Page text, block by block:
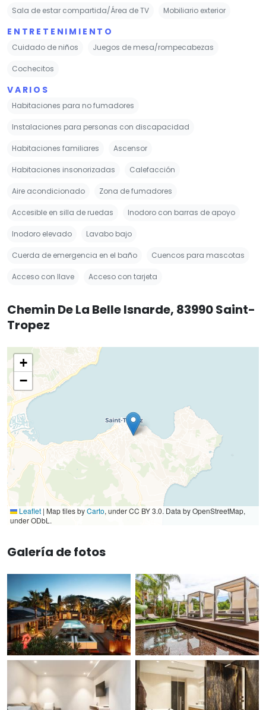
Sala de estar compartida/Área de TV Mobiliario exterior
ENTRETENIMIENTO
Cuidado de niños Juegos de mesa/rompecabezas
Cochecitos
VARIOS
Habitaciones para no fumadores
Instalaciones para personas con discapacidad
Habitaciones familiares Ascensor
Habitaciones insonorizadas Calefacción
Aire acondicionado Zona de fumadores
Accesible en silla de ruedas Inodoro con barras de apoyo
Inodoro elevado Lavabo bajo
Cuerda de emergencia en el baño Cuencos para mascotas
Acceso con llave Acceso con tarjeta
Chemin De La Belle Isnarde, 83990 Saint-
Tropez
+
−
Leaflet | Map tiles byCarto, under CC BY 3.0. Data by OpenStreetMap,
under ODbL.
Galería de fotos